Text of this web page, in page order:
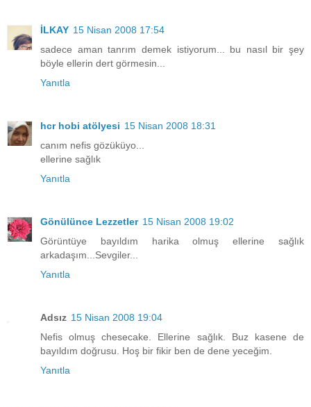
İLKAY 15 Nisan 2008 17:54
sadece aman tanrım demek istiyorum... bu nasıl bir şey
böyle ellerin dert görmesin...
Yanıtla
hcr hobi atölyesi 15 Nisan 2008 18:31
canım nefis gözüküyo...
ellerine sağlık
Yanıtla
Gönülünce Lezzetler 15 Nisan 2008 19:02
Görüntüye bayıldım harika olmuş ellerine sağlık
arkadaşım...Sevgiler...
Yanıtla
Adsız 15 Nisan 2008 19:04
Nefis olmuş chesecake. Ellerine sağlık. Buz kasene de
bayıldım doğrusu. Hoş bir fikir ben de dene yeceğim.
Yanıtla